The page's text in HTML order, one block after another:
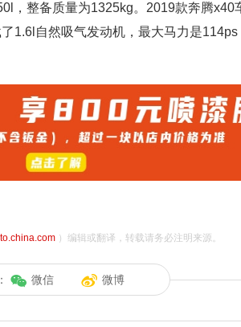
，整备质量为1325kg。2019款奔腾x40
1.6l自然吸气发动机，最大马力是114ps
）编辑或翻译，转载请务必注明来源。
微信 微博